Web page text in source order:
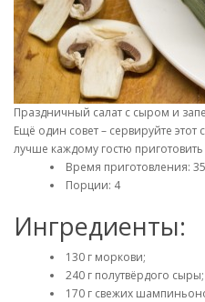
Праздничный салат с сыром и
Ещё один совет – сервируйте
лучше каждому гостю
Время приготовления:
Порции: 4
Ингредиенты:
130 г моркови;
240 г полутвёрдого сыры;
170 г свежих